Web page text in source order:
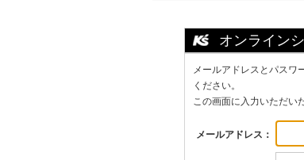
オンライン
メールアドレスとパスワ
ください。
この画面に入力いただい
メールアドレス：